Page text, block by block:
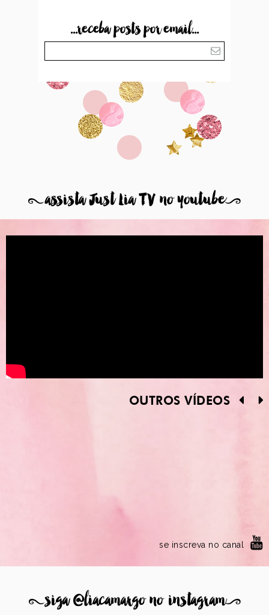
...receba posts por email...
8assista Just Lia TV no youtube9
OUTROS VÍDEOS
se inscreva no canal
8siga @liacamargo no instagram9